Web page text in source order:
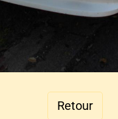
Retour